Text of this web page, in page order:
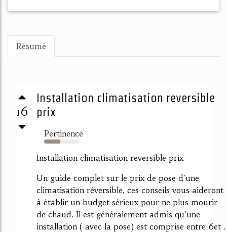
Résumé
16
Installation climatisation reversible
prix
Pertinence
46%
Installation climatisation reversible prix
Un guide complet sur le prix de pose d'une
climatisation réversible, ces conseils vous aideront
à établir un budget sérieux pour ne plus mourir
de chaud. Il est généralement admis qu'une
installation ( avec la pose) est comprise entre 6et .